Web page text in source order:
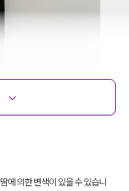
에 의한 변색이 있을 수 있습니